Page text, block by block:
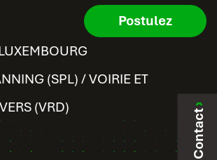
Postulez
(SPL) / VOIRIE ET
(VRD)
Contact